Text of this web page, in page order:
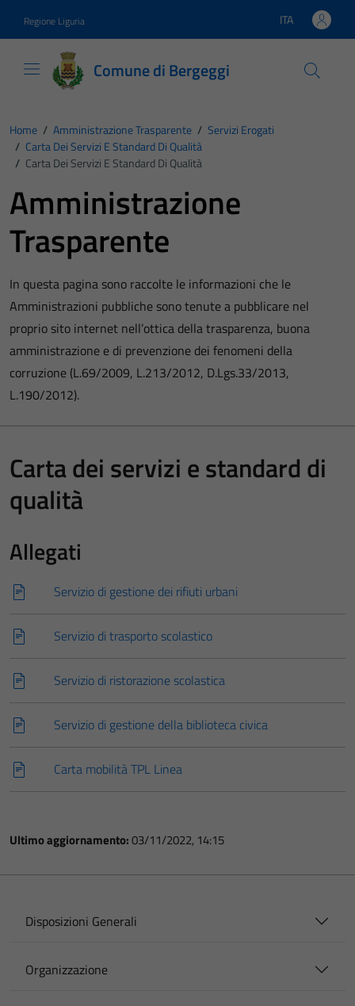
Regione Liguria Lingua attiva:
ITA
Comune di Bergeggi
Home / Amministrazione Trasparente / Servizi Erogati
/ Carta Dei Servizi E Standard Di Qualità
/ Carta Dei Servizi E Standard Di Qualità
Amministrazione
Trasparente
In questa pagina sono raccolte le informazioni che le
Amministrazioni pubbliche sono tenute a pubblicare nel
proprio sito internet nell’ottica della trasparenza, buona
amministrazione e di prevenzione dei fenomeni della
corruzione (L.69/2009, L.213/2012, D.Lgs.33/2013,
L.190/2012).
Carta dei servizi e standard di
qualità
Allegati
Servizio di gestione dei rifiuti urbani
Servizio di trasporto scolastico
Servizio di ristorazione scolastica
Servizio di gestione della biblioteca civica
Carta mobilità TPL Linea
Ultimo aggiornamento:03/11/2022, 14:15
Disposizioni Generali
Organizzazione